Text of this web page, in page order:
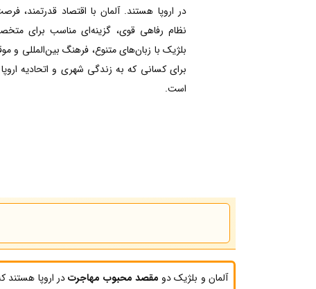
در اروپا هستند. آلمان با اقتصاد قدرتمند،
نظام رفاهی قوی، گزینه‌ای مناسب برای
بلژیک با زبان‌های متنوع، فرهنگ بین‌المللی و
برای کسانی که به زندگی شهری و اتحادیه
است.
آلمان و بلژیک دو مقصد محبوب مهاجرتدر اروپا هستند